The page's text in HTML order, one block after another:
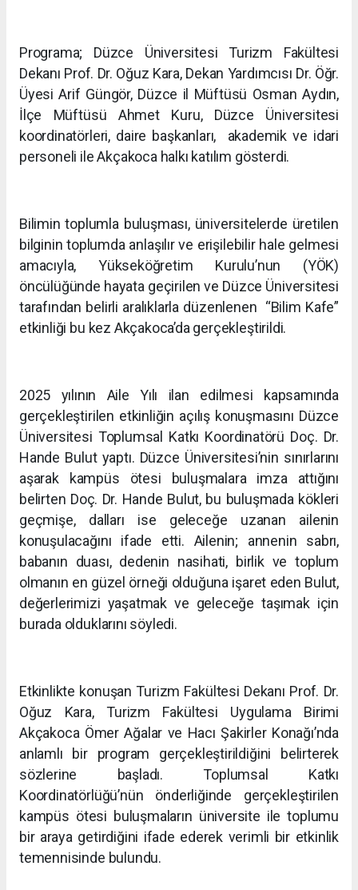
Programa; Düzce Üniversitesi Turizm Fakültesi
Dekanı Prof. Dr. Oğuz Kara, Dekan Yardımcısı Dr. Öğr.
Üyesi Arif Güngör, Düzce il Müftüsü Osman Aydın,
İlçe Müftüsü Ahmet Kuru, Düzce Üniversitesi
koordinatörleri, daire başkanları, akademik ve idari
personeli ile Akçakoca halkı katılım gösterdi.
Bilimin toplumla buluşması, üniversitelerde üretilen
bilginin toplumda anlaşılır ve erişilebilir hale gelmesi
amacıyla, Yükseköğretim Kurulu’nun (YÖK)
öncülüğünde hayata geçirilen ve Düzce Üniversitesi
tarafından belirli aralıklarla düzenlenen “Bilim Kafe”
etkinliği bu kez Akçakoca’da gerçekleştirildi.
2025 yılının Aile Yılı ilan edilmesi kapsamında
gerçekleştirilen etkinliğin açılış konuşmasını Düzce
Üniversitesi Toplumsal Katkı Koordinatörü Doç. Dr.
Hande Bulut yaptı. Düzce Üniversitesi’nin sınırlarını
aşarak kampüs ötesi buluşmalara imza attığını
belirten Doç. Dr. Hande Bulut, bu buluşmada kökleri
geçmişe, dalları ise geleceğe uzanan ailenin
konuşulacağını ifade etti. Ailenin; annenin sabrı,
babanın duası, dedenin nasihati, birlik ve toplum
olmanın en güzel örneği olduğuna işaret eden Bulut,
değerlerimizi yaşatmak ve geleceğe taşımak için
burada olduklarını söyledi.
Etkinlikte konuşan Turizm Fakültesi Dekanı Prof. Dr.
Oğuz Kara, Turizm Fakültesi Uygulama Birimi
Akçakoca Ömer Ağalar ve Hacı Şakirler Konağı’nda
anlamlı bir program gerçekleştirildiğini belirterek
sözlerine başladı. Toplumsal Katkı
Koordinatörlüğü’nün önderliğinde gerçekleştirilen
kampüs ötesi buluşmaların üniversite ile toplumu
bir araya getirdiğini ifade ederek verimli bir etkinlik
temennisinde bulundu.